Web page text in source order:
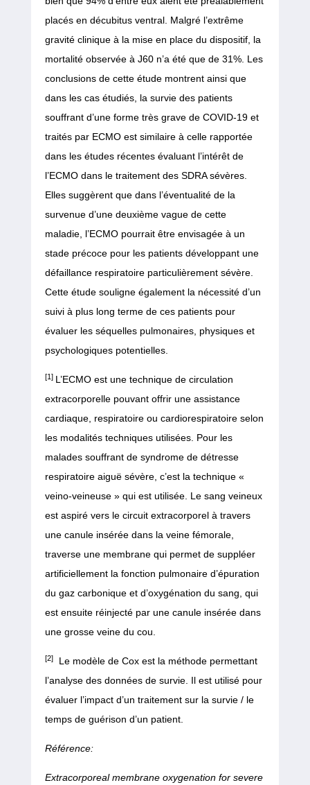
placés en décubitus ventral. Malgré l’extrême
gravité clinique à la mise en place du dispositif, la
mortalité observée à J60 n’a été que de 31%. Les
conclusions de cette étude montrent ainsi que
dans les cas étudiés, la survie des patients
souffrant d’une forme très grave de COVID-19 et
traités par ECMO est similaire à celle rapportée
dans les études récentes évaluant l’intérêt de
l’ECMO dans le traitement des SDRA sévères.
Elles suggèrent que dans l’éventualité de la
survenue d’une deuxième vague de cette
maladie, l’ECMO pourrait être envisagée à un
stade précoce pour les patients développant une
défaillance respiratoire particulièrement sévère.
Cette étude souligne également la nécessité d’un
suivi à plus long terme de ces patients pour
évaluer les séquelles pulmonaires, physiques et
psychologiques potentielles.
[1] L’ECMO est une technique de circulation
extracorporelle pouvant offrir une assistance
cardiaque, respiratoire ou cardiorespiratoire selon
les modalités techniques utilisées. Pour les
malades souffrant de syndrome de détresse
respiratoire aiguë sévère, c’est la technique «
veino-veineuse » qui est utilisée. Le sang veineux
est aspiré vers le circuit extracorporel à travers
une canule insérée dans la veine fémorale,
traverse une membrane qui permet de suppléer
artificiellement la fonction pulmonaire d’épuration
du gaz carbonique et d’oxygénation du sang, qui
est ensuite réinjecté par une canule insérée dans
une grosse veine du cou.
[2]Le modèle de Cox est la méthode permettant
l’analyse des données de survie. Il est utilisé pour
évaluer l’impact d’un traitement sur la survie / le
temps de guérison d’un patient.
Référence:
Extracorporeal membrane oxygenation for severe